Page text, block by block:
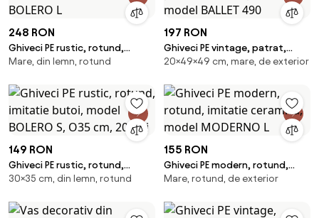
248 RON
Ghiveci PE rustic, rotund,
imitatie butoi, model BOLERO L
Mare, din lemn, rotund
197 RON
Ghiveci PE vintage, patrat,
imitatie piatra, model BALLET
20×49×49 cm, mare, de exterior
149 RON
Ghiveci PE rustic, rotund,
imitatie butoi, model BOLERO S,
30×35 cm, din lemn, rotund
155 RON
Ghiveci PE modern, rotund,
imitatie ceramica, model
Mare, rotund, de exterior